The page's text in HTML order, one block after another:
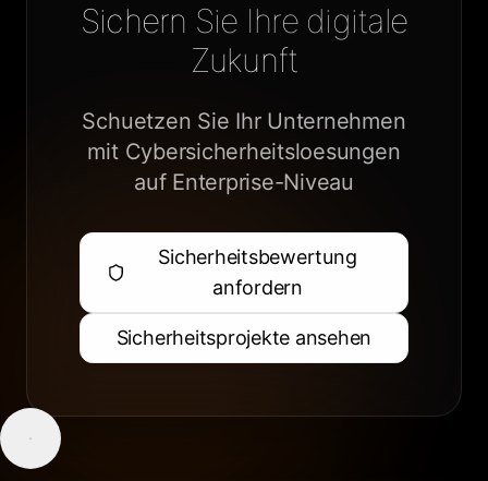
Sichern Sie Ihre digitale
Zukunft
Schuetzen Sie Ihr Unternehmen
mit Cybersicherheitsloesungen
auf Enterprise-Niveau
Sicherheitsbewertung
anfordern
Sicherheitsprojekte ansehen